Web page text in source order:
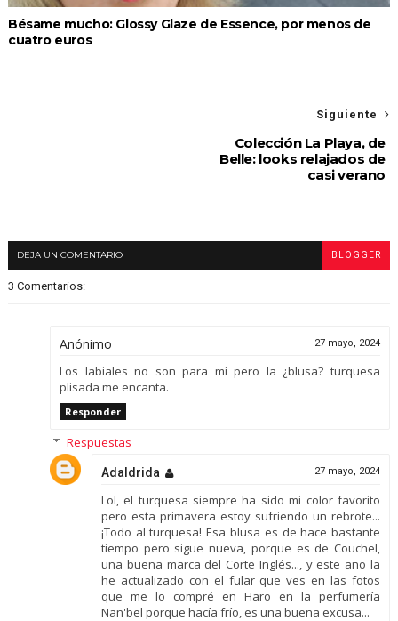
Bésame mucho: Glossy Glaze de Essence, por menos de
cuatro euros
Siguiente
Colección La Playa, de
Belle: looks relajados de
casi verano
DEJA UN COMENTARIO BLOGGER
3 Comentarios:
Anónimo 27 mayo, 2024
Los labiales no son para mí pero la ¿blusa? turquesa
plisada me encanta.
Responder
Respuestas
Adaldrida 27 mayo, 2024
Lol, el turquesa siempre ha sido mi color favorito
pero esta primavera estoy sufriendo un rebrote...
¡Todo al turquesa! Esa blusa es de hace bastante
tiempo pero sigue nueva, porque es de Couchel,
una buena marca del Corte Inglés..., y este año la
he actualizado con el fular que ves en las fotos
que me lo compré en Haro en la perfumería
Nan'bel porque hacía frío, es una buena excusa...